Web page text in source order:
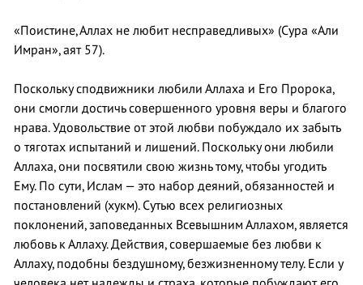
«Поистине, Аллах не любит несправедливых» (Сура «Али
Имран», аят 57).
Поскольку сподвижники любили Аллаха и Его Пророка,
они смогли достичь совершенного уровня веры и благого
нрава. Удовольствие от этой любви побуждало их забыть
о тяготах испытаний и лишений. Поскольку они любили
Аллаха, они посвятили свою жизнь тому, чтобы угодить
Ему. По сути, Ислам — это набор деяний, обязанностей и
постановлений (хукм). Сутью всех религиозных
поклонений, заповеданных Всевышним Аллахом, является
любовь к Аллаху. Действия, совершаемые без любви к
Аллаху, подобны бездушному, безжизненному телу. Если у